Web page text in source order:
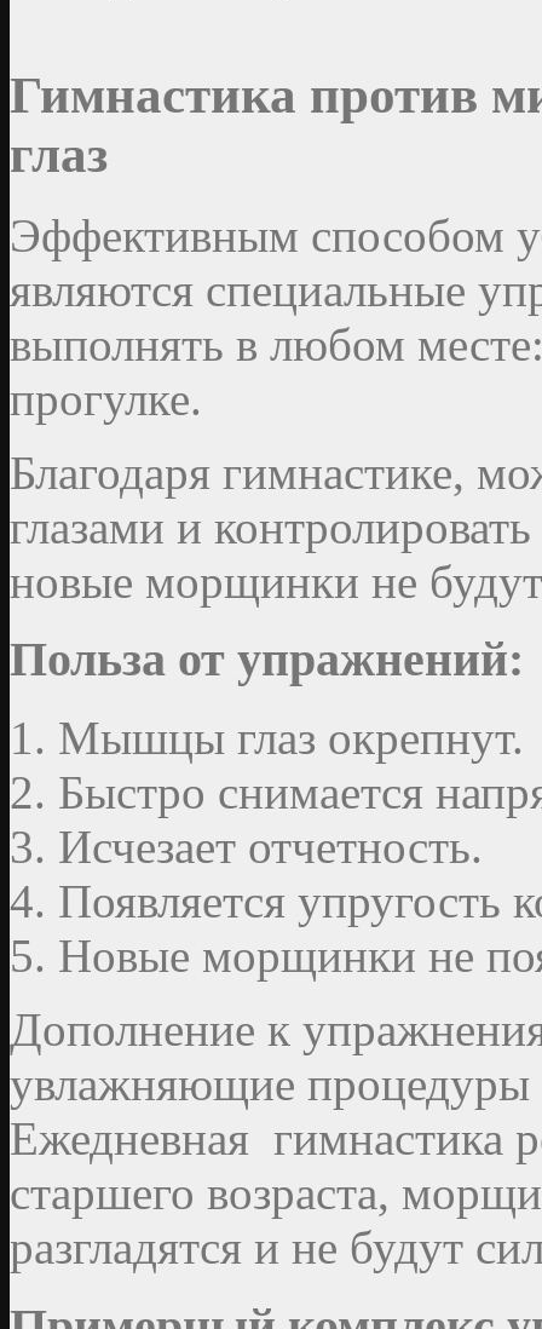
Гимнастика против
глаз
Эффективным способом
являются специальные
выполнять в любом
прогулке.
Благодаря гимнастике,
глазами и контролировать
новые морщинки не будут
Польза от упражнений:
Мышцы глаз окрепнут.
Быстро снимается
Исчезает отчетность.
Появляется упругость
Новые морщинки не
Дополнение к
увлажняющие процедуры
Ежедневная гимнастика
старшего возраста,
разгладятся и не будут